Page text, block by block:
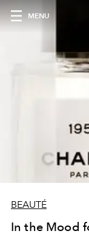
MENU
BEAUTÉ
In the Mood